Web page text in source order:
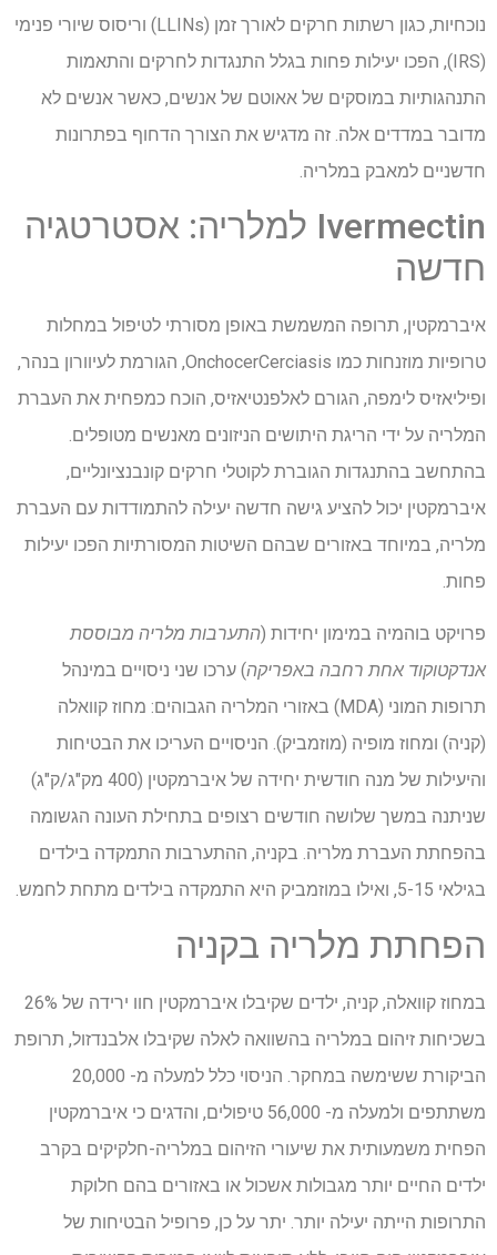
נוכחיות, כגון רשתות חרקים לאורך זמן (LLINs) וריסוס שיורי פנימי
(IRS), הפכו יעילות פחות בגלל התנגדות לחרקים והתאמות
התנהגותיות במוסקים של אאוטם של אנשים, כאשר אנשים לא
מדובר במדדים אלה. זה מדגיש את הצורך הדחוף בפתרונות
חדשניים למאבק במלריה.
Ivermectin למלריה: אסטרטגיה
חדשה
איברמקטין, תרופה המשמשת באופן מסורתי לטיפול במחלות
טרופיות מוזנחות כמו OnchocerCerciasis, הגורמת לעיוורון בנהר,
ופיליאזיס לימפה, הגורם לאלפנטיאזיס, הוכח כמפחית את העברת
המלריה על ידי הריגת היתושים הניזונים מאנשים מטופלים.
בהתחשב בהתנגדות הגוברת לקוטלי חרקים קונבנציונליים,
איברמקטין יכול להציע גישה חדשה יעילה להתמודדות עם העברת
מלריה, במיוחד באזורים שבהם השיטות המסורתיות הפכו יעילות
פחות.
פרויקט בוהמיה במימון יחידות (התערבות מלריה מבוססת
אנדקטוקוד אחת רחבה באפריקה) ערכו שני ניסויים במינהל
תרופות המוני (MDA) באזורי המלריה הגבוהים: מחוז קוואלה
(קניה) ומחוז מופיה (מוזמביק). הניסויים העריכו את הבטיחות
והיעילות של מנה חודשית יחידה של איברמקטין (400 מק"ג/ק"ג)
שניתנה במשך שלושה חודשים רצופים בתחילת העונה הגשומה
בהפחתת העברת מלריה. בקניה, ההתערבות התמקדה בילדים
בגילאי 5-15, ואילו במוזמביק היא התמקדה בילדים מתחת לחמש.
הפחתת מלריה בקניה
במחוז קוואלה, קניה, ילדים שקיבלו איברמקטין חוו ירידה של 26%
בשכיחות זיהום במלריה בהשוואה לאלה שקיבלו אלבנדזול, תרופת
הביקורת ששימשה במחקר. הניסוי כלל למעלה מ- 20,000
משתתפים ולמעלה מ- 56,000 טיפולים, והדגים כי איברמקטין
הפחית משמעותית את שיעורי הזיהום במלריה-חלקיקים בקרב
ילדים החיים יותר מגבולות אשכול או באזורים בהם חלוקת
התרופות הייתה יעילה יותר. יתר על כן, פרופיל הבטיחות של